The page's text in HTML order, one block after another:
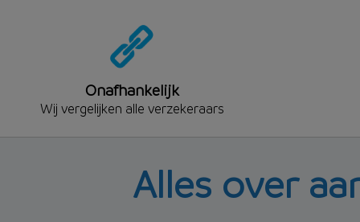
Onafhankelijk
Wij vergelijken alle verzekeraars
Alles over